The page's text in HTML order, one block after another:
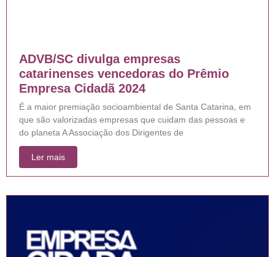
ADVB/SC divulga empresas
catarinenses vencedoras do Prêmio
Empresa Cidadã 2024
É a maior premiação socioambiental de Santa Catarina, em
que são valorizadas empresas que cuidam das pessoas e
do planeta A Associação dos Dirigentes de
Ler mais